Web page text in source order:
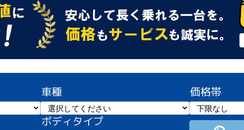
車種 価格帯
ボディタイプ